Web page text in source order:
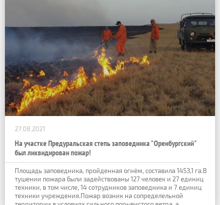
27.08.2021
На участке Предуральская степь заповедника "Оренбургский"
был ликвидирован пожар!
Площадь заповедника, пройденная огнём, составила 1453,1 га.В
тушении пожара были задействованы 127 человек и 27 единиц
техники, в том числе, 14 сотрудников заповедника и 7 единиц
техники учреждения.Пожар возник на сопределельной